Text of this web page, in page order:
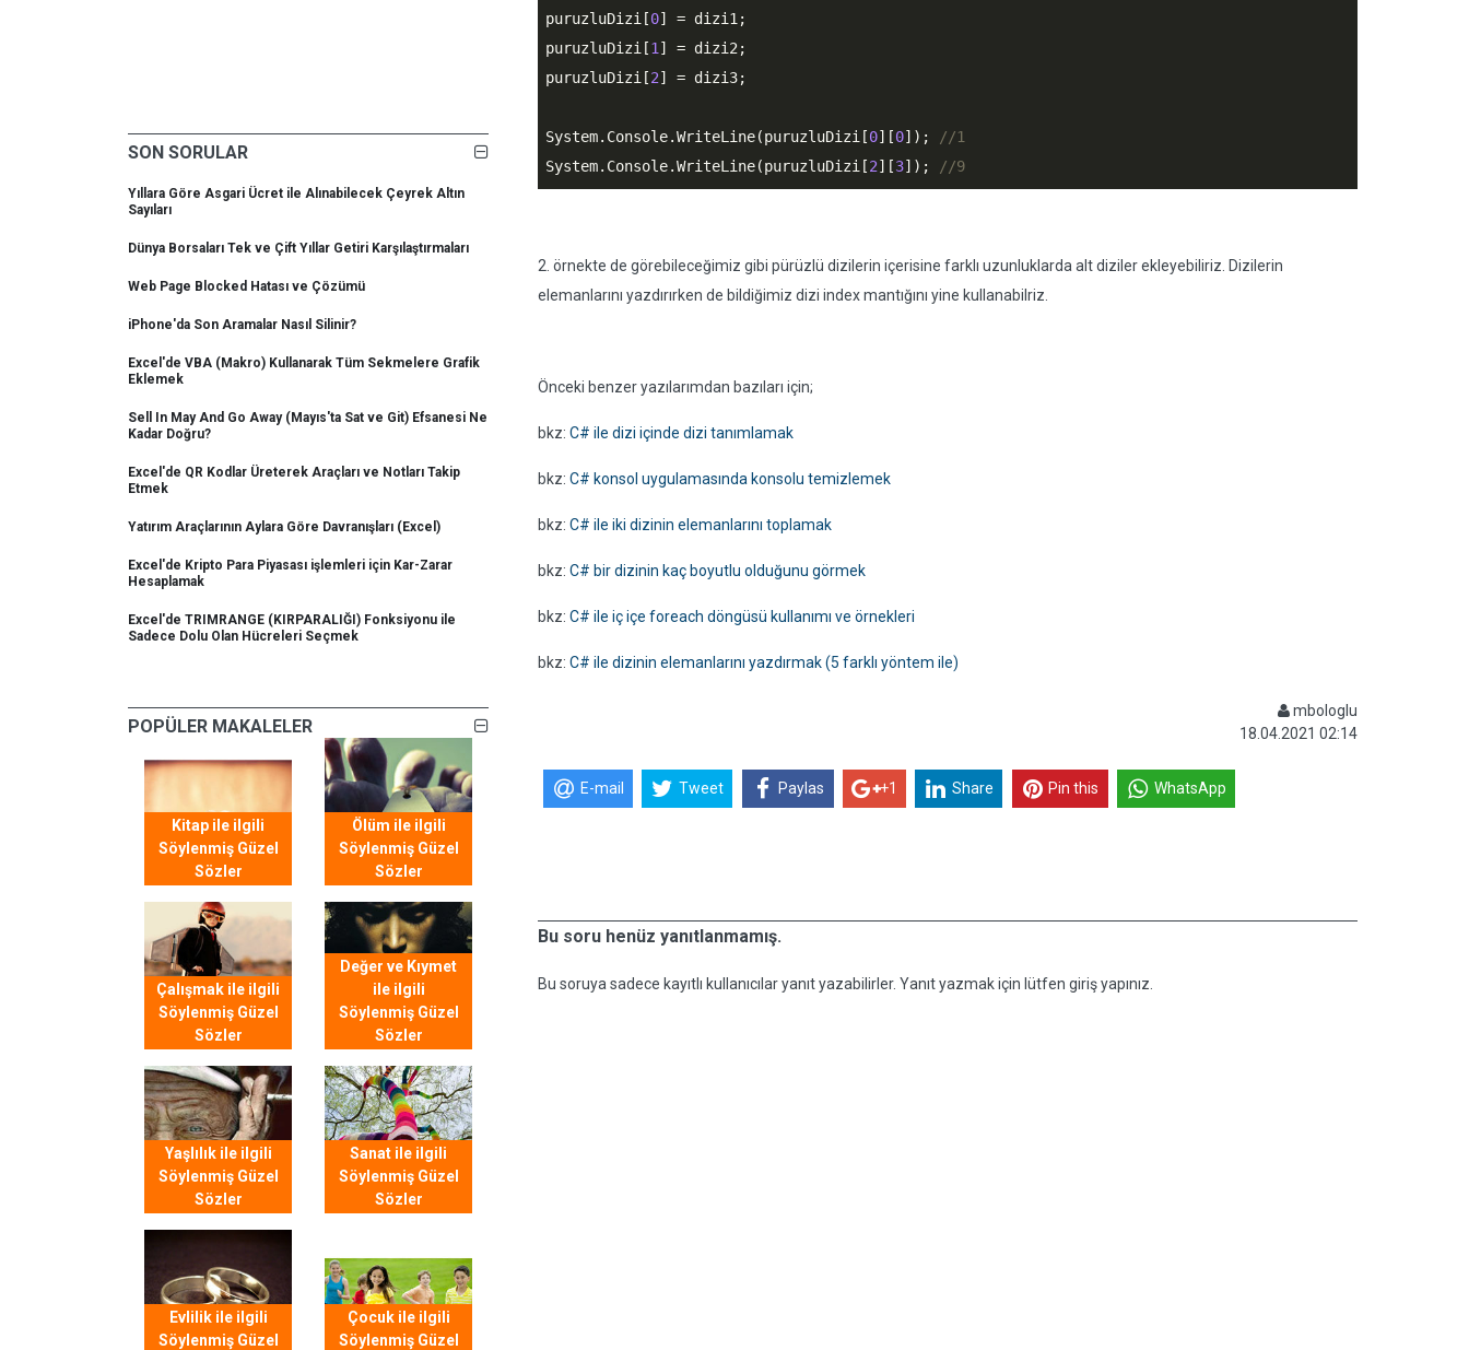
SON SORULAR
Yıllara Göre Asgari Ücret ile Alınabilecek Çeyrek Altın
Sayıları
Dünya Borsaları Tek ve Çift Yıllar Getiri Karşılaştırmaları
Web Page Blocked Hatası ve Çözümü
iPhone'da Son Aramalar Nasıl Silinir?
Excel'de VBA (Makro) Kullanarak Tüm Sekmelere Grafik
Eklemek
Sell In May And Go Away (Mayıs'ta Sat ve Git) Efsanesi Ne
Kadar Doğru?
Excel'de QR Kodlar Üreterek Araçları ve Notları Takip
Etmek
Yatırım Araçlarının Aylara Göre Davranışları (Excel)
Excel'de Kripto Para Piyasası işlemleri için Kar-Zarar
Hesaplamak
Excel'de TRIMRANGE (KIRPARALIĞI) Fonksiyonu ile
Sadece Dolu Olan Hücreleri Seçmek
POPÜLER MAKALELER
Kitap ile ilgili
Söylenmiş Güzel
Sözler
Ölüm ile ilgili
Söylenmiş Güzel
Sözler
Çalışmak ile ilgili
Söylenmiş Güzel
Sözler
Değer ve Kıymet
ile ilgili
Söylenmiş Güzel
Sözler
Yaşlılık ile ilgili
Söylenmiş Güzel
Sözler
Sanat ile ilgili
Söylenmiş Güzel
Sözler
Evlilik ile ilgili
Söylenmiş Güzel
Çocuk ile ilgili
Söylenmiş Güzel
puruzluDizi[0] = dizi1;
puruzluDizi[1 ] = dizi2;
puruzluDizi[2] = dizi3;
System.Console.WriteLine(puruzluDizi[0][0]);
//1
System.Console.WriteLine(puruzluDizi[2][3]); //9
2. örnekte de görebileceğimiz gibi pürüzlü dizilerin içerisine farklı uzunluklarda alt diziler ekleyebiliriz. Dizilerin
elemanlarını yazdırırken de bildiğimiz dizi index mantığını yine kullanabilriz.
Önceki benzer yazılarımdan bazıları için;
bkz: C# ile dizi içinde dizi tanımlamak
bkz: C# konsol uygulamasında konsolu temizlemek
bkz: C# ile iki dizinin elemanlarını toplamak
bkz: C# bir dizinin kaç boyutlu olduğunu görmek
bkz: C# ile iç içe foreach döngüsü kullanımı ve örnekleri
bkz: C# ile dizinin elemanlarını yazdırmak (5 farklı yöntem ile)
mbologlu
18.04.2021 02:14
E-mail Tweet Paylas +1 Share Pin this WhatsApp
Bu soru henüz yanıtlanmamış.
Bu soruya sadece kayıtlı kullanıcılar yanıt yazabilirler. Yanıt yazmak için lütfen giriş yapınız.